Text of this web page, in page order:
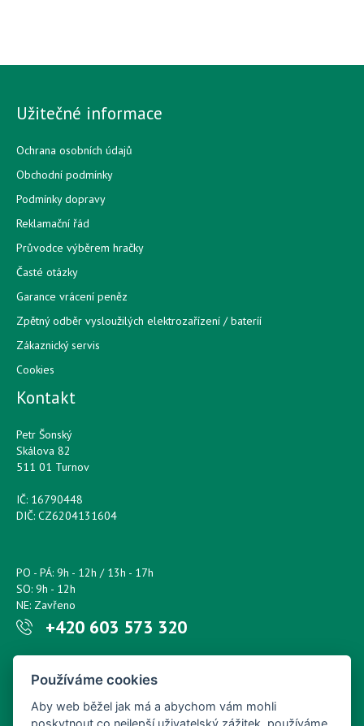
Užitečné informace
Ochrana osobních údajů
Obchodní podmínky
Podmínky dopravy
Reklamační řád
Průvodce výběrem hračky
Časté otázky
Garance vrácení peněz
Zpětný odběr vysloužilých elektrozařízení / bateríí
Zákaznický servis
Cookies
Kontakt
Petr Šonský
Skálova 82
511 01 Turnov
IČ: 16790448
DIČ: CZ6204131604
PO - PÁ: 9h - 12h / 13h - 17h
SO: 9h - 12h
NE: Zavřeno
+420 603 573 320
petr.sonsky@centrum.cz
Používáme cookies
Aby web běžel jak má a abychom vám mohli
poskytnout co nejlepší uživatelský zážitek, používáme